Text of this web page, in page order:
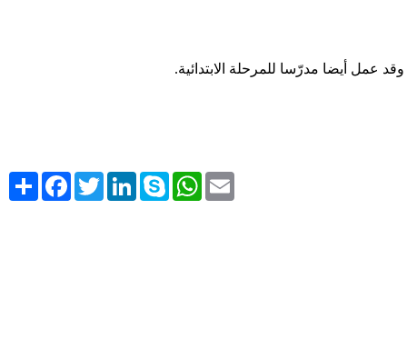
عمل أيضا مدرّسا للمرحلة الابتدائية.
Share FacebookTwitterLinkedInSkype WhatsApp